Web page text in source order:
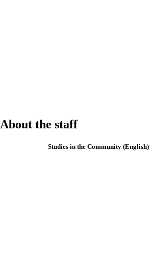
About the staff
(English) Studies in the Community